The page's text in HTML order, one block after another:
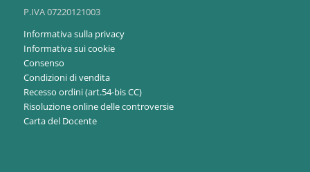
P.IVA 07220121003
Informativa sulla privacy
Informativa sui cookie
Consenso
Condizioni di vendita
Recesso ordini (art.54-bis CC)
Risoluzione online delle controversie
Carta del Docente